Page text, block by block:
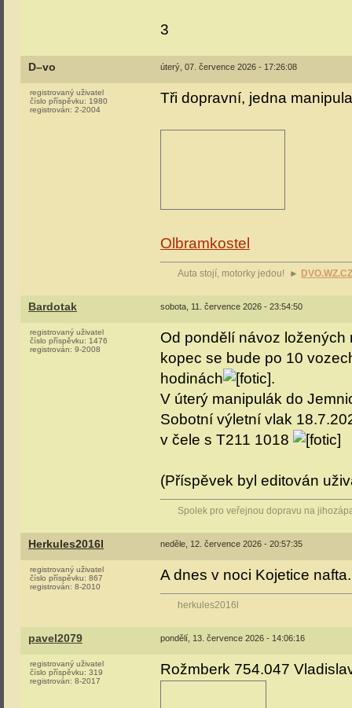
3
D–vo úterý, 07. července 2026 - 17:26:08
registrovaný uživatel
číslo příspěvku: 1980
registrován: 2-2004
Tři dopravní, jedna
Olbramkostel
Auta stojí, motorky jedou! ► DVO.WZ.CZ
Bardotak sobota, 11. července 2026 - 23:54:50
registrovaný uživatel
číslo příspěvku: 1476
registrován: 9-2008
Od pondělí návoz ložených
kopec se bude po 10
hodinách
.
V úterý manipulák do
Sobotní výletní vlak
v čele s T211 1018
(Příspěvek byl editován
Spolek pro veřejnou dopravu na
Herkules2016l neděle, 12. července 2026 - 20:57:35
registrovaný uživatel
číslo příspěvku: 867
registrován: 8-2010
A dnes v noci Kojetice
herkules2016l
pavel2079 pondělí, 13. července 2026 - 14:06:16
registrovaný uživatel
číslo příspěvku: 319
registrován: 8-2017
Rožmberk 754.047